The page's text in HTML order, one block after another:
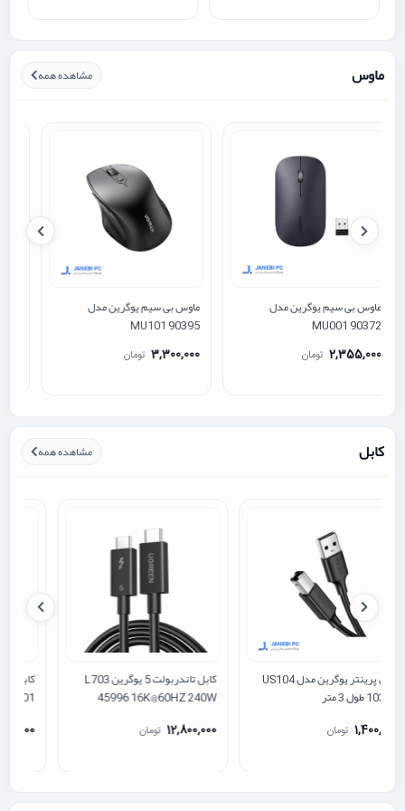
ماوس مشاهده همه
ماوس بی سیم یوگرین مدل
MU101 90395
3,300,000 تومان
ماوس بی سیم یوگرین مدل
MU001 90372
2,355,000 تومان
کابل مشاهده همه
45996 16K@60HZ 240W
12,800,000
کابل پرینتر یوگرین مدل US104
10328 طول 3 متر
1,400,000